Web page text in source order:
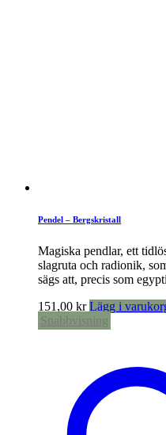
Pendel – Bergskristall
Magiska pendlar, ett
slagruta och radionik,
sägs att, precis som
151,00 kr Lägg i
Snabbvisning